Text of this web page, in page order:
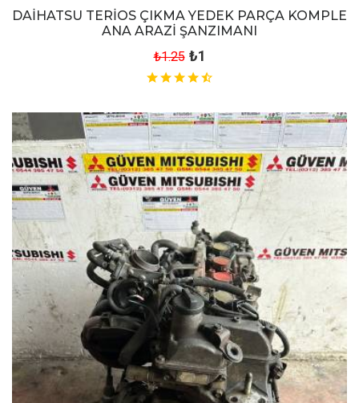
DAİHATSU TERİOS ÇIKMA YEDEK PARÇA KOMPLE
ANA ARAZİ ŞANZIMANI
₺1.25 ₺1